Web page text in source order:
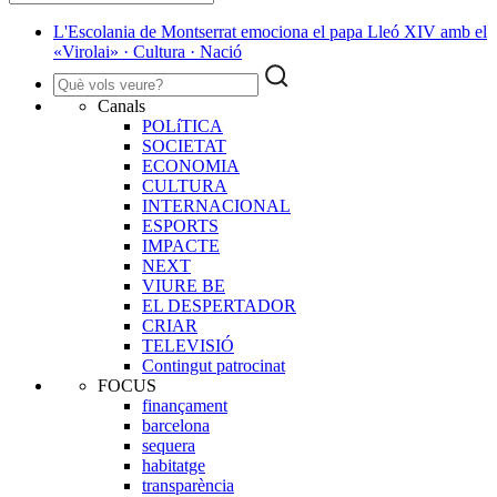
L'Escolania de Montserrat emociona el papa Lleó XIV amb el
«Virolai» · Cultura · Nació
Canals
POLíTICA
SOCIETAT
ECONOMIA
CULTURA
INTERNACIONAL
ESPORTS
IMPACTE
NEXT
VIURE BE
EL DESPERTADOR
CRIAR
TELEVISIÓ
Contingut patrocinat
FOCUS
finançament
barcelona
sequera
habitatge
transparència